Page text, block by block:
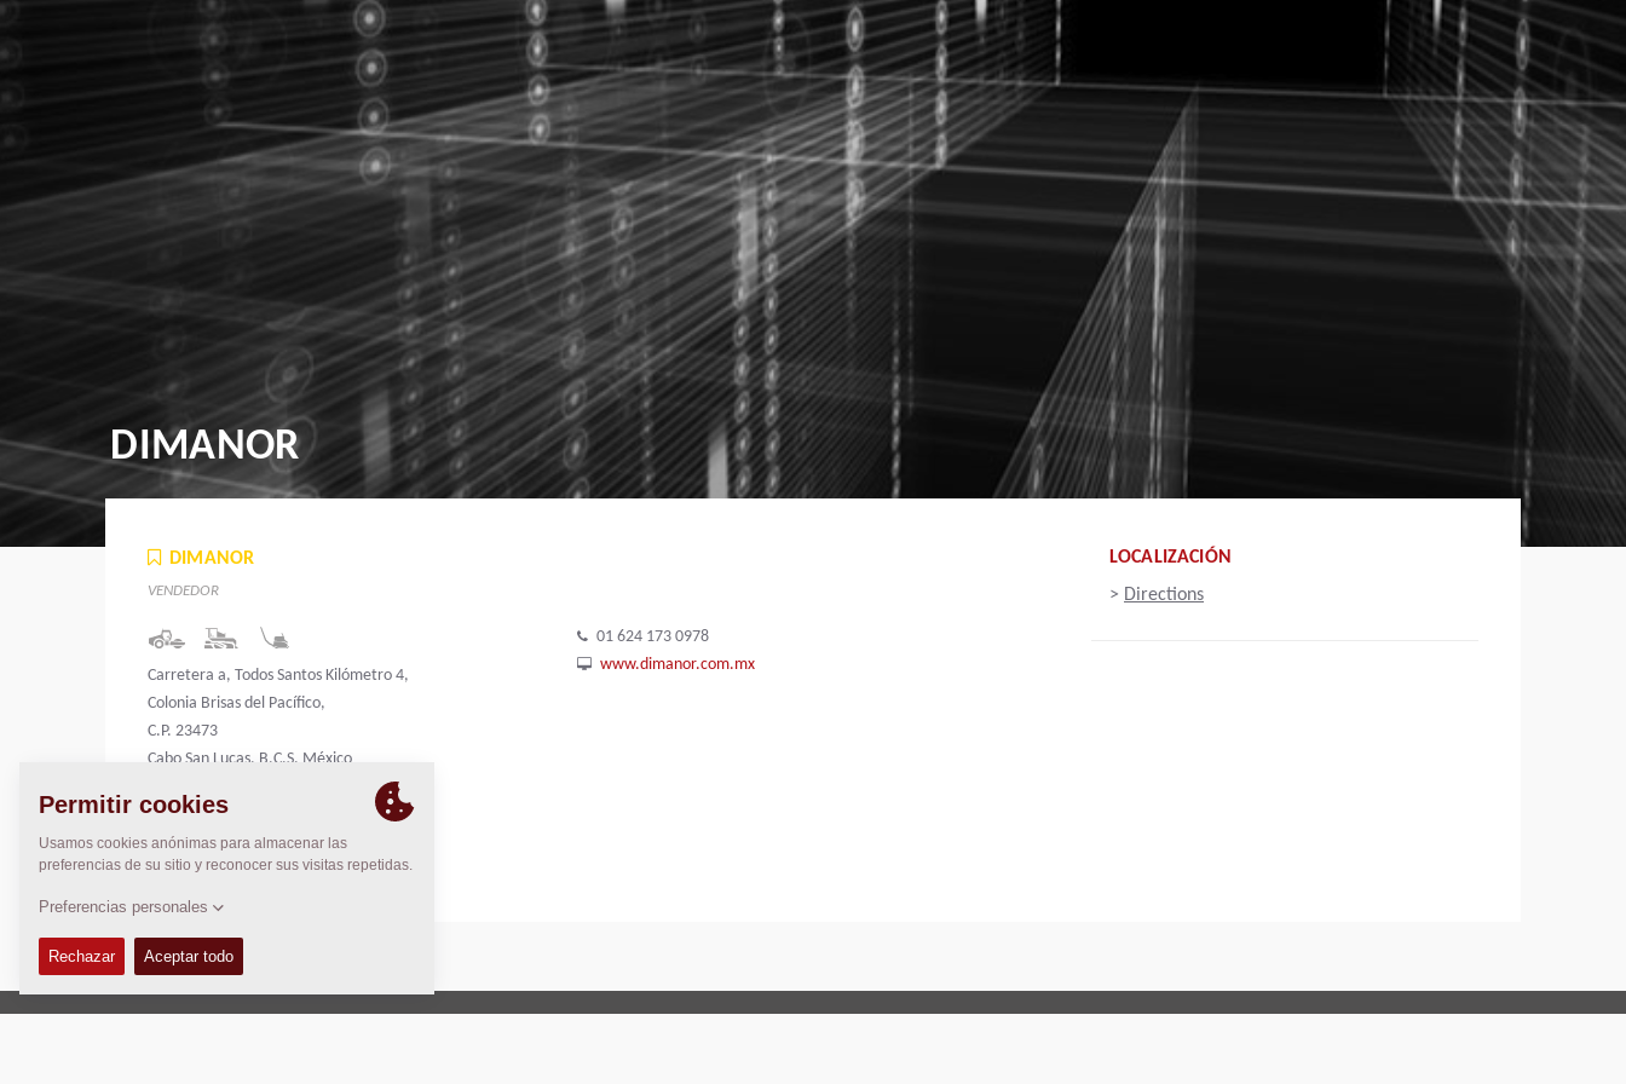
DIMANOR
DIMANOR
VENDEDOR
Carretera a, Todos Santos Kilómetro 4,
Colonia Brisas del Pacífico,
C.P. 23473
Cabo San Lucas, B.C.S. México
Mexico
01 624 173 0978
www.dimanor.com.mx
LOCALIZACIÓN
> Directions